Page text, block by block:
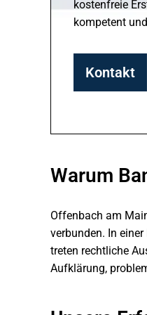
kostenfreie
kompetent
Kontakt
Warum
Offenbach am
verbunden. In
treten rechtliche
Aufklärung,